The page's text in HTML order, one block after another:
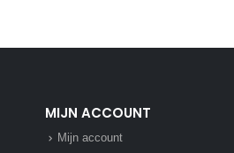
MIJN ACCOUNT
Mijn account